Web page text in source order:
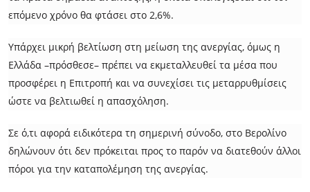
επόμενο χρόνο θα φτάσει στο 2,6%.
Υπάρχει μικρή βελτίωση στη μείωση της ανεργίας, όμως η
Ελλάδα –πρόσθεσε– πρέπει να εκμεταλλευθεί τα μέσα που
προσφέρει η Επιτροπή και να συνεχίσει τις μεταρρυθμίσεις
ώστε να βελτιωθεί η απασχόληση.
Σε ό,τι αφορά ειδικότερα τη σημερινή σύνοδο, στο Βερολίνο
δηλώνουν ότι δεν πρόκειται προς το παρόν να διατεθούν άλλοι
πόροι για την καταπολέμηση της ανεργίας.